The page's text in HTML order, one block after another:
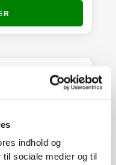
indhold og
sociale medier og til